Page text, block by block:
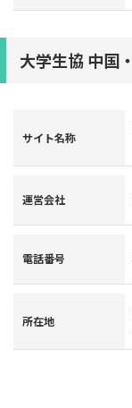
大学生協 中国
サイト名称
運営会社
電話番号
所在地